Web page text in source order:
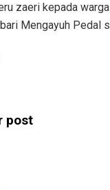
zaeri kepada
Mengayuh Pedal
post